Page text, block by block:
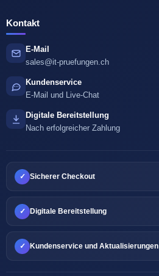
Kontakt
E-Mail
sales@it-pruefungen.ch
Kundenservice
E-Mail und Live-Chat
Digitale Bereitstellung
Nach erfolgreicher Zahlung
✓ Sicherer Checkout
✓ Digitale Bereitstellung
✓ Kundenservice und Aktualisierungen